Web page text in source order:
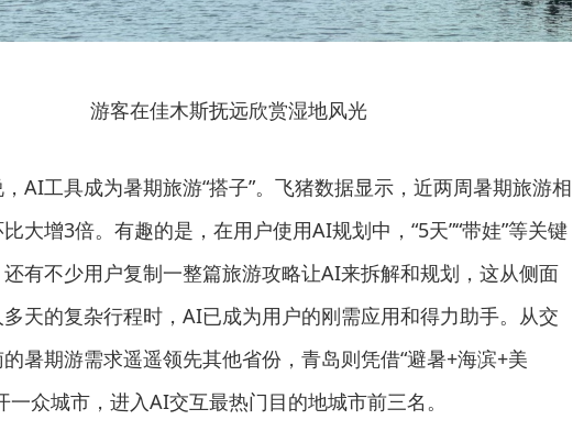
游客在佳木斯抚远欣赏湿地风光
AI工具成为暑期旅游“搭子”。飞猪数据显示，近两周暑期旅游相
大增3倍。有趣的是，在用户使用AI规划中，“5天”“带娃”等关键
有不少用户复制一整篇旅游攻略让AI来拆解和规划，这从侧面
天的复杂行程时，AI已成为用户的刚需应用和得力助手。从交
暑期游需求遥遥领先其他省份，青岛则凭借“避暑+海滨+美
一众城市，进入AI交互最热门目的地城市前三名。